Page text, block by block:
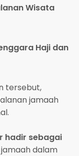
Wisata
Haji dan
tersebut,
jamaah
hadir sebagai
dalam